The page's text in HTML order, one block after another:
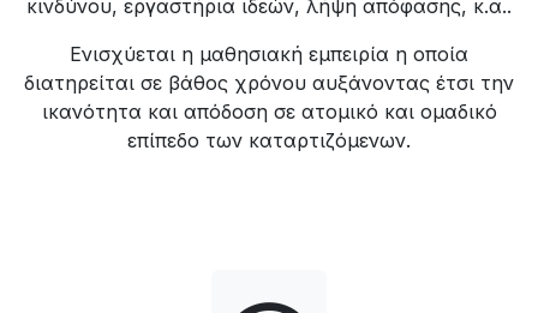
κινδύνου, εργαστήρια ιδεών, λήψη απόφασης, κ.α..
Ενισχύεται η μαθησιακή εμπειρία η οποία
διατηρείται σε βάθος χρόνου αυξάνοντας έτσι την
ικανότητα και απόδοση σε ατομικό και ομαδικό
επίπεδο των καταρτιζόμενων.